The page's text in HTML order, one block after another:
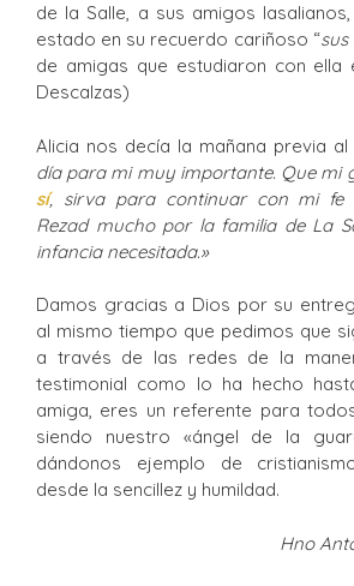
de la Salle, a sus amigos
estado en su recuerdo cariñoso “sus
de amigas que estudiaron con ella
Descalzas)
Alicia nos decía la mañana previa al
día para mi muy importante. Que mi
sí, sirva para continuar con mi fe
Rezad mucho por la familia de La
infancia necesitada.»
Damos gracias a Dios por su
al mismo tiempo que pedimos que
a través de las redes de la
testimonial como lo ha hecho
amiga, eres un referente para
siendo nuestro «ángel de la
dándonos ejemplo de
desde la sencillez y humildad.
Hno